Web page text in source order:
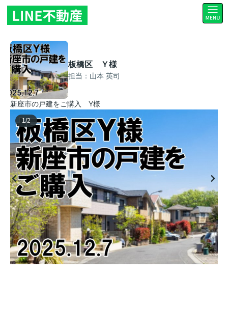
板橋区 Ｙ様
担当：山本 英司
新座市の戸建をご購入 Y様
1 /2